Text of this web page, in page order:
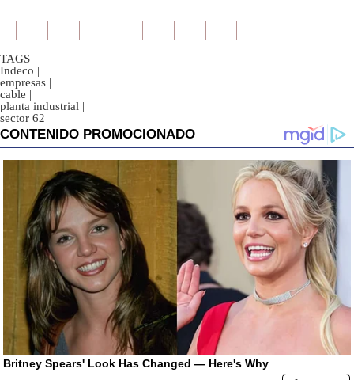
TAGS
Indeco |
empresas |
cable |
planta industrial |
sector 62